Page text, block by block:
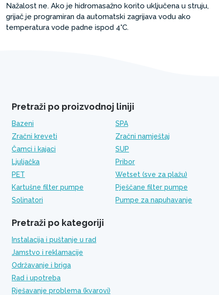
Nažalost ne. Ako je hidromasažno korito uključena u struju,
grijač je programiran da automatski zagrijava vodu ako
temperatura vode padne ispod 4°C.
Pretraži po proizvodnoj liniji
Bazeni
SPA
Zračni kreveti
Zračni namještaj
Čamci i kajaci
SUP
Ljuljačka
Pribor
PET
Wetset (sve za plažu)
Kartušne filter pumpe
Pješčane filter pumpe
Solinatori
Pumpe za napuhavanje
Pretraži po kategoriji
Instalacija i puštanje u rad
Jamstvo i reklamacije
Održavanje i briga
Rad i upotreba
Rješavanje problema (kvarovi)